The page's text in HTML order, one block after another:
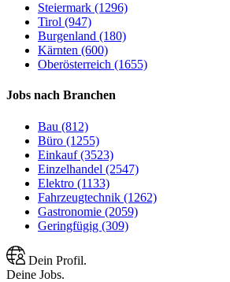
Steiermark (1296)
Tirol (947)
Burgenland (180)
Kärnten (600)
Oberösterreich (1655)
Jobs nach Branchen
Bau (812)
Büro (1255)
Einkauf (3523)
Einzelhandel (2547)
Elektro (1133)
Fahrzeugtechnik (1262)
Gastronomie (2059)
Geringfügig (309)
Dein Profil.
Deine Jobs.